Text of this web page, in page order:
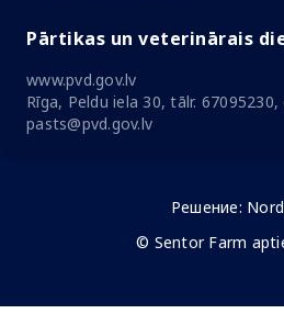
Pārtikas un veterinārais
www.pvd.gov.lv
Rīga, Peldu iela 30, tālr.
pasts@pvd.gov.lv
Решение:
© Sentor Farm